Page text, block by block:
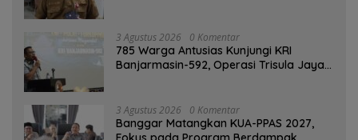
3 Agustus 2026 0 Komentar
785 Warga Antusias Kunjungi KRI
Banjarmasin-592, Operasi Trisula Jaya
3 Agustus 2026 0 Komentar
‎Banggar Matangkan KUA-PPAS 2027,